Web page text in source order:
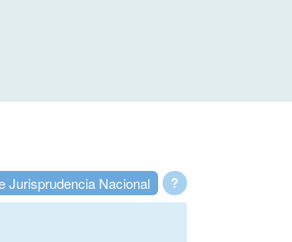
?
Jurisprudencia Nacional